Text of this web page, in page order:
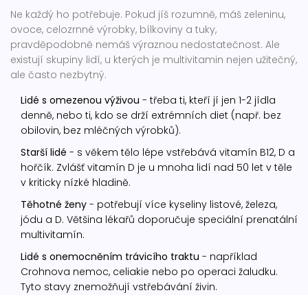
Ne každý ho potřebuje. Pokud jíš rozumně, máš zeleninu,
ovoce, celozrnné výrobky, bílkoviny a tuky,
pravděpodobně nemáš výraznou nedostatečnost. Ale
existují skupiny lidí, u kterých je multivitamin nejen užitečný,
ale často nezbytný.
Lidé s omezenou výživou - třeba ti, kteří jí jen 1-2 jídla
denně, nebo ti, kdo se drží extrémních diet (např. bez
obilovin, bez mléčných výrobků).
Starší lidé - s věkem tělo lépe vstřebává vitamín B12, D a
hořčík. Zvlášť vitamín D je u mnoha lidí nad 50 let v těle
v kriticky nízké hladině.
Těhotné ženy - potřebují více kyseliny listové, železa,
jódu a D. Většina lékařů doporučuje speciální prenatální
multivitamín.
Lidé s onemocněním trávicího traktu - například
Crohnova nemoc, celiakie nebo po operaci žaludku.
Tyto stavy znemožňují vstřebávání živin.